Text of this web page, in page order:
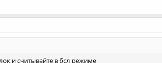
и считывайте в бсл режиме